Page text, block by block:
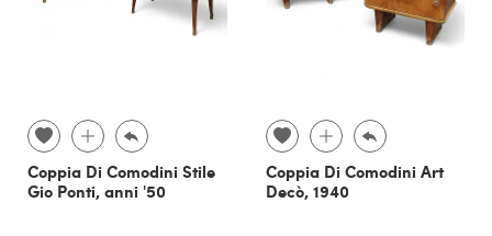
Coppia Di Comodini Stile
Gio Ponti, anni '50
Coppia Di Comodini Art
Decò, 1940